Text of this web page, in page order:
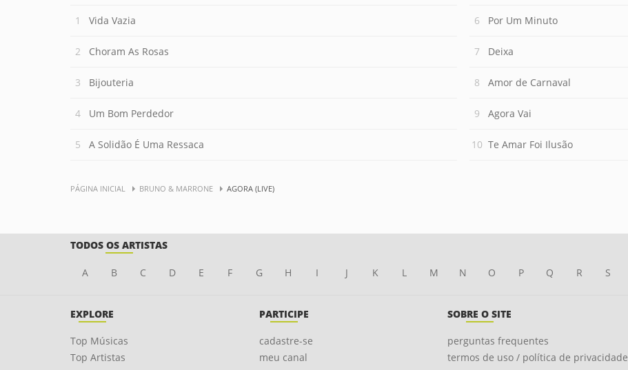
Vida Vazia
Choram As Rosas
Bijouteria
Um Bom Perdedor
A Solidão É Uma Ressaca
Por Um Minuto
Deixa
Amor de Carnaval
Agora Vai
Te Amar Foi Ilusão
PÁGINA INICIAL BRUNO & MARRONE AGORA (LIVE)
TODOS OS ARTISTAS
A B C D E F G H I J K L M N O P Q R S
EXPLORE
Top Músicas
Top Artistas
PARTICIPE
cadastre-se
meu canal
SOBRE O SITE
perguntas frequentes
termos de uso / política de privacidade